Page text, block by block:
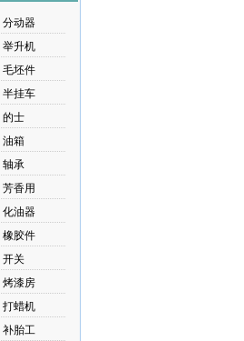
分动器
举升机
毛坯件
半挂车
的士
油箱
轴承
芳香用
化油器
橡胶件
开关
烤漆房
打蜡机
补胎工